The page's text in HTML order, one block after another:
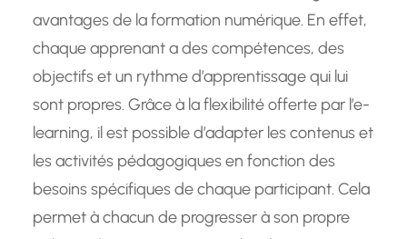
avantages de la formation numérique. En effet,
chaque apprenant a des compétences, des
objectifs et un rythme d’apprentissage qui lui
sont propres. Grâce à la flexibilité offerte par l’e-
learning, il est possible d’adapter les contenus et
les activités pédagogiques en fonction des
besoins spécifiques de chaque participant. Cela
permet à chacun de progresser à son propre